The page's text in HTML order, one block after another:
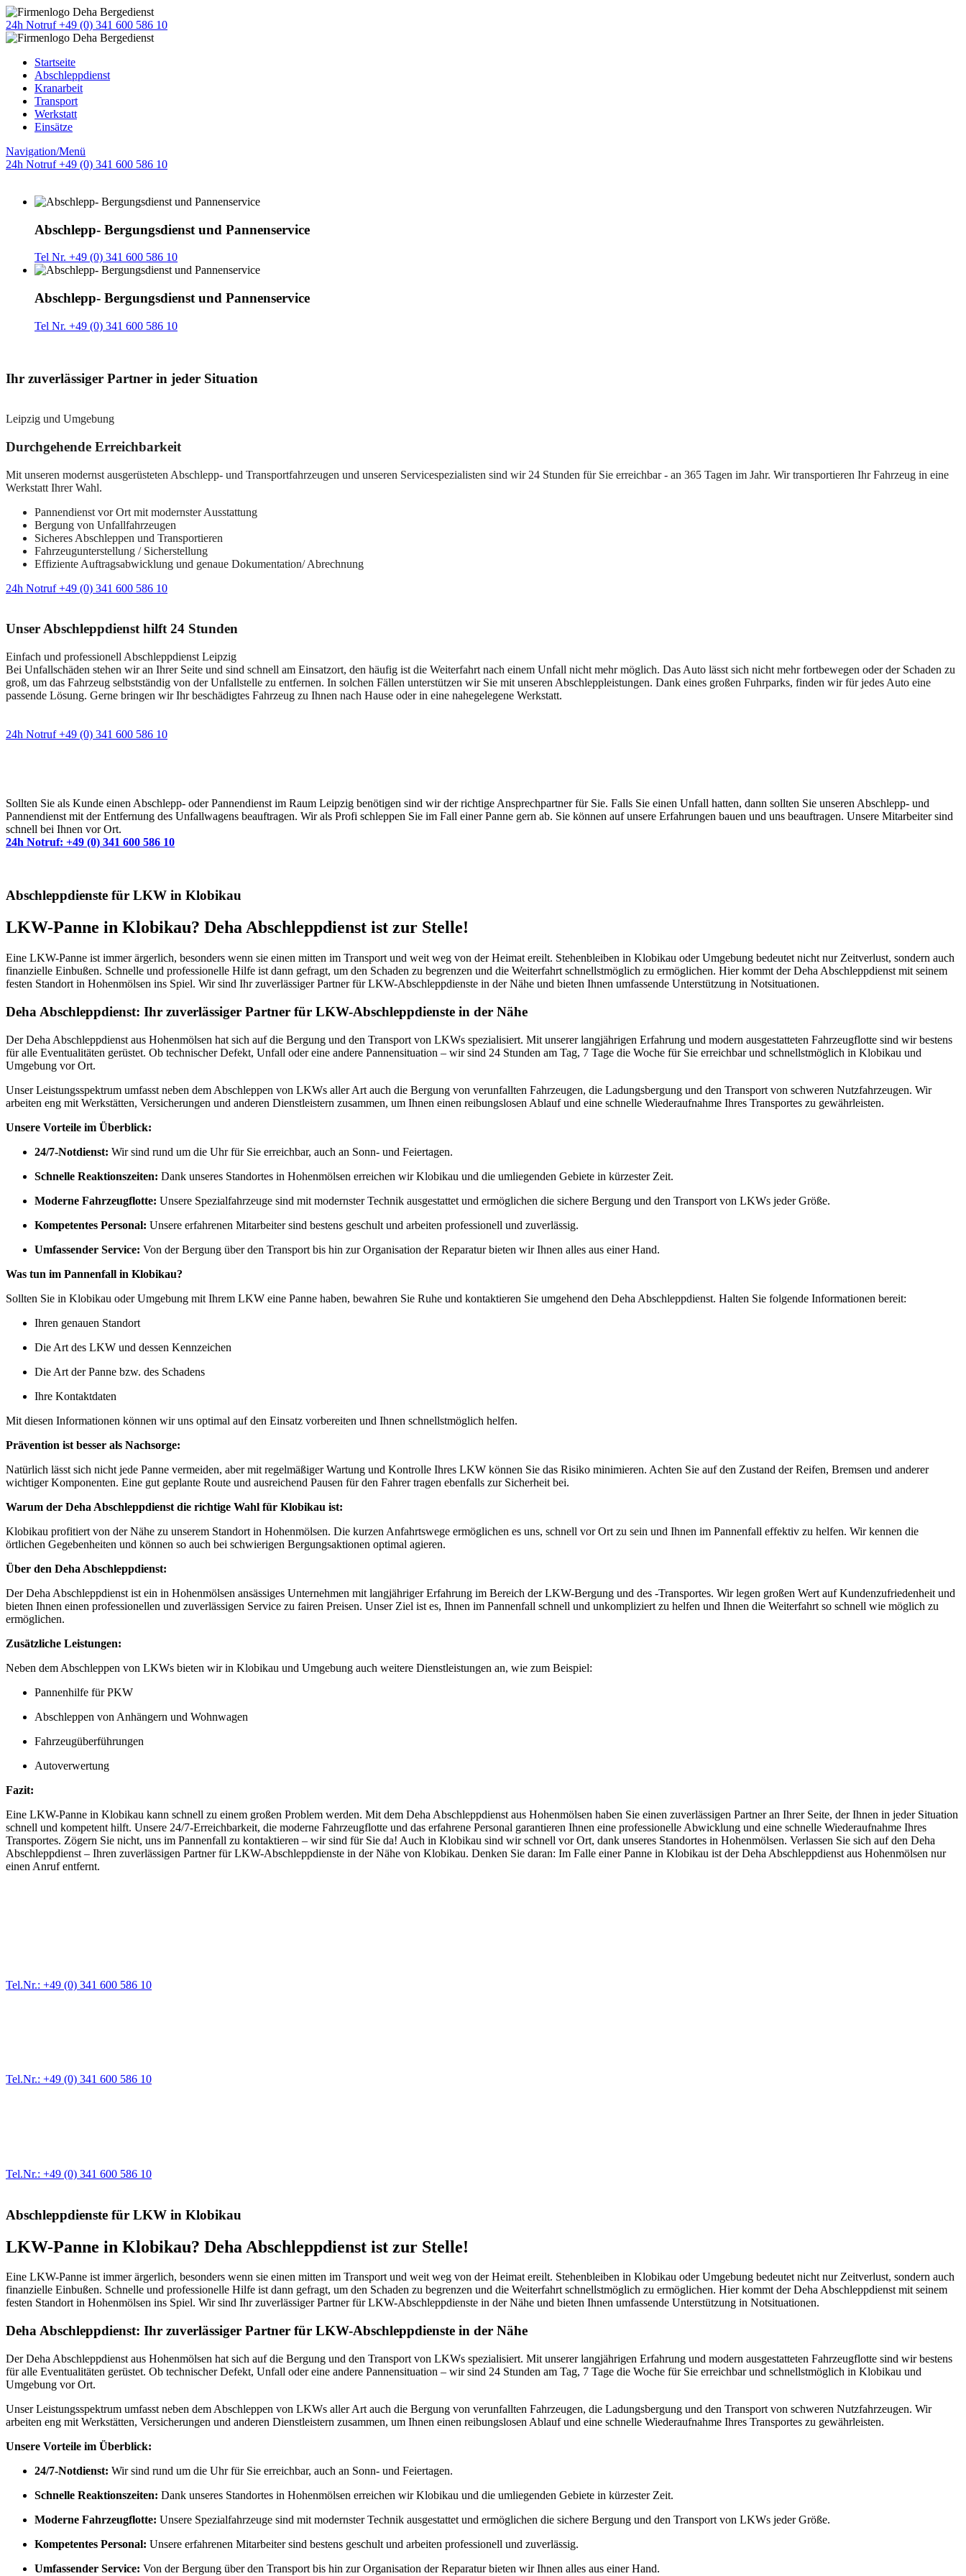
24h Notruf +49 (0) 341 600 586 10
Startseite
Abschleppdienst
Kranarbeit
Transport
Werkstatt
Einsätze
Navigation/Menü
24h Notruf +49 (0) 341 600 586 10
Abschlepp- Bergungsdienst und Pannenservice
Tel Nr. +49 (0) 341 600 586 10
Abschlepp- Bergungsdienst und Pannenservice
Tel Nr. +49 (0) 341 600 586 10
Ihr zuverlässiger Partner in jeder Situation
Leipzig und Umgebung
Durchgehende Erreichbarkeit
Mit unseren modernst ausgerüsteten Abschlepp- und Transportfahrzeugen und unseren Servicespezialisten sind wir 24 Stunden für Sie erreichbar - an 365 Tagen im Jahr. Wir transportieren Ihr Fahrzeug in eine
Werkstatt Ihrer Wahl.
Pannendienst vor Ort mit modernster Ausstattung
Bergung von Unfallfahrzeugen
Sicheres Abschleppen und Transportieren
Fahrzeugunterstellung / Sicherstellung
Effiziente Auftragsabwicklung und genaue Dokumentation/ Abrechnung
24h Notruf +49 (0) 341 600 586 10
Unser Abschleppdienst hilft 24 Stunden
Einfach und professionell Abschleppdienst Leipzig
Bei Unfallschäden stehen wir an Ihrer Seite und sind schnell am Einsatzort, den häufig ist die Weiterfahrt nach einem Unfall nicht mehr möglich. Das Auto lässt sich nicht mehr fortbewegen oder der Schaden zu
groß, um das Fahrzeug selbstständig von der Unfallstelle zu entfernen. In solchen Fällen unterstützen wir Sie mit unseren Abschleppleistungen. Dank eines großen Fuhrparks, finden wir für jedes Auto eine
passende Lösung. Gerne bringen wir Ihr beschädigtes Fahrzeug zu Ihnen nach Hause oder in eine nahegelegene Werkstatt.
24h Notruf +49 (0) 341 600 586 10
Sollten Sie als Kunde einen Abschlepp- oder Pannendienst im Raum Leipzig benötigen sind wir der richtige Ansprechpartner für Sie. Falls Sie einen Unfall hatten, dann sollten Sie unseren Abschlepp- und
Pannendienst mit der Entfernung des Unfallwagens beauftragen. Wir als Profi schleppen Sie im Fall einer Panne gern ab. Sie können auf unsere Erfahrungen bauen und uns beauftragen. Unsere Mitarbeiter sind
schnell bei Ihnen vor Ort.
24h Notruf: +49 (0) 341 600 586 10
Abschleppdienste für LKW in Klobikau
LKW-Panne in Klobikau? Deha Abschleppdienst ist zur Stelle!
Eine LKW-Panne ist immer ärgerlich, besonders wenn sie einen mitten im Transport und weit weg von der Heimat ereilt. Stehenbleiben in Klobikau oder Umgebung bedeutet nicht nur Zeitverlust, sondern auch
finanzielle Einbußen. Schnelle und professionelle Hilfe ist dann gefragt, um den Schaden zu begrenzen und die Weiterfahrt schnellstmöglich zu ermöglichen. Hier kommt der Deha Abschleppdienst mit seinem
festen Standort in Hohenmölsen ins Spiel. Wir sind Ihr zuverlässiger Partner für LKW-Abschleppdienste in der Nähe und bieten Ihnen umfassende Unterstützung in Notsituationen.
Deha Abschleppdienst: Ihr zuverlässiger Partner für LKW-Abschleppdienste in der Nähe
Der Deha Abschleppdienst aus Hohenmölsen hat sich auf die Bergung und den Transport von LKWs spezialisiert. Mit unserer langjährigen Erfahrung und modern ausgestatteten Fahrzeugflotte sind wir bestens
für alle Eventualitäten gerüstet. Ob technischer Defekt, Unfall oder eine andere Pannensituation – wir sind 24 Stunden am Tag, 7 Tage die Woche für Sie erreichbar und schnellstmöglich in Klobikau und
Umgebung vor Ort.
Unser Leistungsspektrum umfasst neben dem Abschleppen von LKWs aller Art auch die Bergung von verunfallten Fahrzeugen, die Ladungsbergung und den Transport von schweren Nutzfahrzeugen. Wir
arbeiten eng mit Werkstätten, Versicherungen und anderen Dienstleistern zusammen, um Ihnen einen reibungslosen Ablauf und eine schnelle Wiederaufnahme Ihres Transportes zu gewährleisten.
Unsere Vorteile im Überblick:
24/7-Notdienst: Wir sind rund um die Uhr für Sie erreichbar, auch an Sonn- und Feiertagen.
Schnelle Reaktionszeiten: Dank unseres Standortes in Hohenmölsen erreichen wir Klobikau und die umliegenden Gebiete in kürzester Zeit.
Moderne Fahrzeugflotte: Unsere Spezialfahrzeuge sind mit modernster Technik ausgestattet und ermöglichen die sichere Bergung und den Transport von LKWs jeder Größe.
Kompetentes Personal: Unsere erfahrenen Mitarbeiter sind bestens geschult und arbeiten professionell und zuverlässig.
Umfassender Service: Von der Bergung über den Transport bis hin zur Organisation der Reparatur bieten wir Ihnen alles aus einer Hand.
Was tun im Pannenfall in Klobikau?
Sollten Sie in Klobikau oder Umgebung mit Ihrem LKW eine Panne haben, bewahren Sie Ruhe und kontaktieren Sie umgehend den Deha Abschleppdienst. Halten Sie folgende Informationen bereit:
Ihren genauen Standort
Die Art des LKW und dessen Kennzeichen
Die Art der Panne bzw. des Schadens
Ihre Kontaktdaten
Mit diesen Informationen können wir uns optimal auf den Einsatz vorbereiten und Ihnen schnellstmöglich helfen.
Prävention ist besser als Nachsorge:
Natürlich lässt sich nicht jede Panne vermeiden, aber mit regelmäßiger Wartung und Kontrolle Ihres LKW können Sie das Risiko minimieren. Achten Sie auf den Zustand der Reifen, Bremsen und anderer
wichtiger Komponenten. Eine gut geplante Route und ausreichend Pausen für den Fahrer tragen ebenfalls zur Sicherheit bei.
Warum der Deha Abschleppdienst die richtige Wahl für Klobikau ist:
Klobikau profitiert von der Nähe zu unserem Standort in Hohenmölsen. Die kurzen Anfahrtswege ermöglichen es uns, schnell vor Ort zu sein und Ihnen im Pannenfall effektiv zu helfen. Wir kennen die
örtlichen Gegebenheiten und können so auch bei schwierigen Bergungsaktionen optimal agieren.
Über den Deha Abschleppdienst:
Der Deha Abschleppdienst ist ein in Hohenmölsen ansässiges Unternehmen mit langjähriger Erfahrung im Bereich der LKW-Bergung und des -Transportes. Wir legen großen Wert auf Kundenzufriedenheit und
bieten Ihnen einen professionellen und zuverlässigen Service zu fairen Preisen. Unser Ziel ist es, Ihnen im Pannenfall schnell und unkompliziert zu helfen und Ihnen die Weiterfahrt so schnell wie möglich zu
ermöglichen.
Zusätzliche Leistungen:
Neben dem Abschleppen von LKWs bieten wir in Klobikau und Umgebung auch weitere Dienstleistungen an, wie zum Beispiel:
Pannenhilfe für PKW
Abschleppen von Anhängern und Wohnwagen
Fahrzeugüberführungen
Autoverwertung
Fazit:
Eine LKW-Panne in Klobikau kann schnell zu einem großen Problem werden. Mit dem Deha Abschleppdienst aus Hohenmölsen haben Sie einen zuverlässigen Partner an Ihrer Seite, der Ihnen in jeder Situation
schnell und kompetent hilft. Unsere 24/7-Erreichbarkeit, die moderne Fahrzeugflotte und das erfahrene Personal garantieren Ihnen eine professionelle Abwicklung und eine schnelle Wiederaufnahme Ihres
Transportes. Zögern Sie nicht, uns im Pannenfall zu kontaktieren – wir sind für Sie da! Auch in Klobikau sind wir schnell vor Ort, dank unseres Standortes in Hohenmölsen. Verlassen Sie sich auf den Deha
Abschleppdienst – Ihren zuverlässigen Partner für LKW-Abschleppdienste in der Nähe von Klobikau. Denken Sie daran: Im Falle einer Panne in Klobikau ist der Deha Abschleppdienst aus Hohenmölsen nur
einen Anruf entfernt.
Tel.Nr.: +49 (0) 341 600 586 10
Tel.Nr.: +49 (0) 341 600 586 10
Tel.Nr.: +49 (0) 341 600 586 10
Abschleppdienste für LKW in Klobikau
LKW-Panne in Klobikau? Deha Abschleppdienst ist zur Stelle!
Eine LKW-Panne ist immer ärgerlich, besonders wenn sie einen mitten im Transport und weit weg von der Heimat ereilt. Stehenbleiben in Klobikau oder Umgebung bedeutet nicht nur Zeitverlust, sondern auch
finanzielle Einbußen. Schnelle und professionelle Hilfe ist dann gefragt, um den Schaden zu begrenzen und die Weiterfahrt schnellstmöglich zu ermöglichen. Hier kommt der Deha Abschleppdienst mit seinem
festen Standort in Hohenmölsen ins Spiel. Wir sind Ihr zuverlässiger Partner für LKW-Abschleppdienste in der Nähe und bieten Ihnen umfassende Unterstützung in Notsituationen.
Deha Abschleppdienst: Ihr zuverlässiger Partner für LKW-Abschleppdienste in der Nähe
Der Deha Abschleppdienst aus Hohenmölsen hat sich auf die Bergung und den Transport von LKWs spezialisiert. Mit unserer langjährigen Erfahrung und modern ausgestatteten Fahrzeugflotte sind wir bestens
für alle Eventualitäten gerüstet. Ob technischer Defekt, Unfall oder eine andere Pannensituation – wir sind 24 Stunden am Tag, 7 Tage die Woche für Sie erreichbar und schnellstmöglich in Klobikau und
Umgebung vor Ort.
Unser Leistungsspektrum umfasst neben dem Abschleppen von LKWs aller Art auch die Bergung von verunfallten Fahrzeugen, die Ladungsbergung und den Transport von schweren Nutzfahrzeugen. Wir
arbeiten eng mit Werkstätten, Versicherungen und anderen Dienstleistern zusammen, um Ihnen einen reibungslosen Ablauf und eine schnelle Wiederaufnahme Ihres Transportes zu gewährleisten.
Unsere Vorteile im Überblick:
24/7-Notdienst: Wir sind rund um die Uhr für Sie erreichbar, auch an Sonn- und Feiertagen.
Schnelle Reaktionszeiten: Dank unseres Standortes in Hohenmölsen erreichen wir Klobikau und die umliegenden Gebiete in kürzester Zeit.
Moderne Fahrzeugflotte: Unsere Spezialfahrzeuge sind mit modernster Technik ausgestattet und ermöglichen die sichere Bergung und den Transport von LKWs jeder Größe.
Kompetentes Personal: Unsere erfahrenen Mitarbeiter sind bestens geschult und arbeiten professionell und zuverlässig.
Umfassender Service: Von der Bergung über den Transport bis hin zur Organisation der Reparatur bieten wir Ihnen alles aus einer Hand.